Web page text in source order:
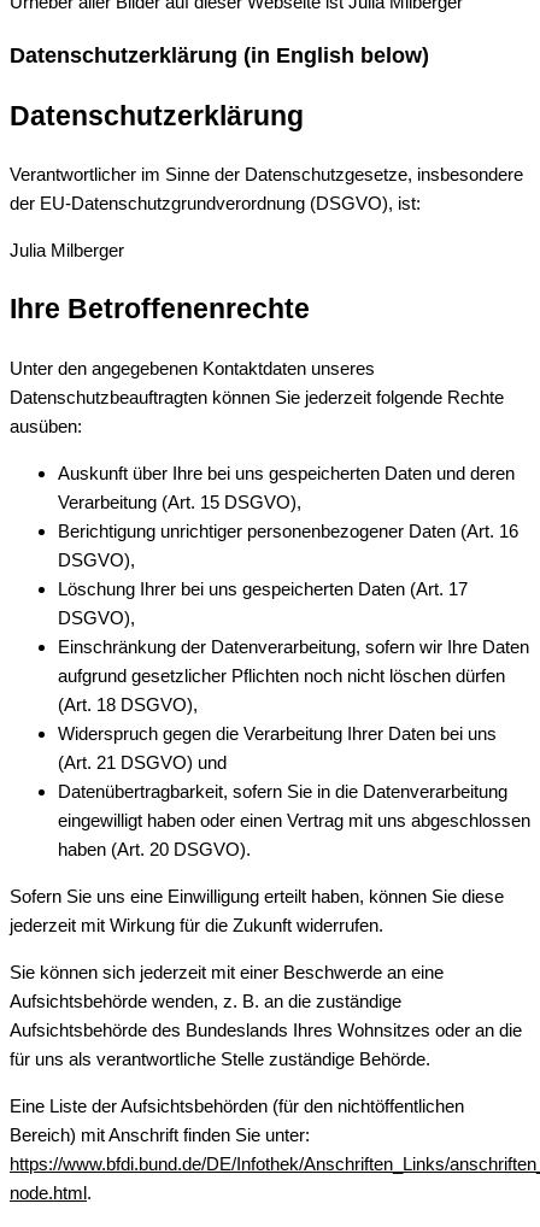
Datenschutzerklärung (in English below)
Datenschutzerklärung
Verantwortlicher im Sinne der Datenschutzgesetze, insbesondere
der EU-Datenschutzgrundverordnung (DSGVO), ist:
Julia Milberger
Ihre Betroffenenrechte
Unter den angegebenen Kontaktdaten unseres
Datenschutzbeauftragten können Sie jederzeit folgende Rechte
ausüben:
Auskunft über Ihre bei uns gespeicherten Daten und deren
Verarbeitung (Art. 15 DSGVO),
Berichtigung unrichtiger personenbezogener Daten (Art. 16
DSGVO),
Löschung Ihrer bei uns gespeicherten Daten (Art. 17
DSGVO),
Einschränkung der Datenverarbeitung, sofern wir Ihre Daten
aufgrund gesetzlicher Pflichten noch nicht löschen dürfen
(Art. 18 DSGVO),
Widerspruch gegen die Verarbeitung Ihrer Daten bei uns
(Art. 21 DSGVO) und
Datenübertragbarkeit, sofern Sie in die Datenverarbeitung
eingewilligt haben oder einen Vertrag mit uns abgeschlossen
haben (Art. 20 DSGVO).
Sofern Sie uns eine Einwilligung erteilt haben, können Sie diese
jederzeit mit Wirkung für die Zukunft widerrufen.
Sie können sich jederzeit mit einer Beschwerde an eine
Aufsichtsbehörde wenden, z. B. an die zuständige
Aufsichtsbehörde des Bundeslands Ihres Wohnsitzes oder an die
für uns als verantwortliche Stelle zuständige Behörde.
Eine Liste der Aufsichtsbehörden (für den nichtöffentlichen
Bereich) mit Anschrift finden Sie unter:
https://www.bfdi.bund.de/DE/Infothek/Anschriften_Links/
node.html.